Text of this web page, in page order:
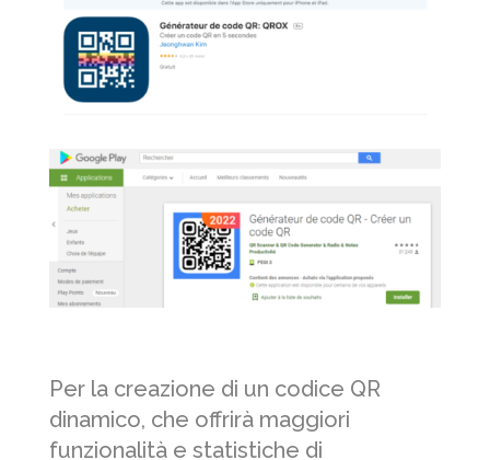
Per la creazione di un codice QR
dinamico, che offrirà maggiori
funzionalità e statistiche di